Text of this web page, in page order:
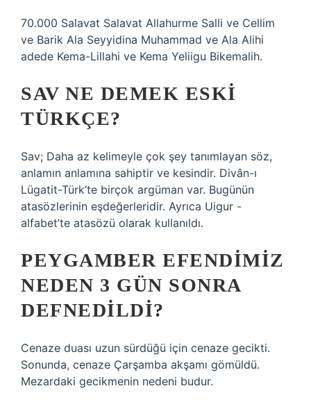
70.000 Salavat Salavat Allahurme Salli ve Cellim
ve Barik Ala Seyyidina Muhammad ve Ala Alihi
adede Kema-Lillahi ve Kema Yeliigu Bikemalih.
SAV NE DEMEK ESKI
TÜRKÇE?
Sav; Daha az kelimeyle çok şey tanımlayan söz,
anlamın anlamına sahiptir ve kesindir. Divân-ı
Lügatit-Türk’te birçok argüman var. Bugünün
atasözlerinin eşdeğerleridir. Ayrıca Uigur -
alfabet’te atasözü olarak kullanıldı.
PEYGAMBER EFENDIMIZ
NEDEN 3 GÜN SONRA
DEFNEDILDI?
Cenaze duası uzun sürdüğü için cenaze gecikti.
Sonunda, cenaze Çarşamba akşamı gömüldü.
Mezardaki gecikmenin nedeni budur.